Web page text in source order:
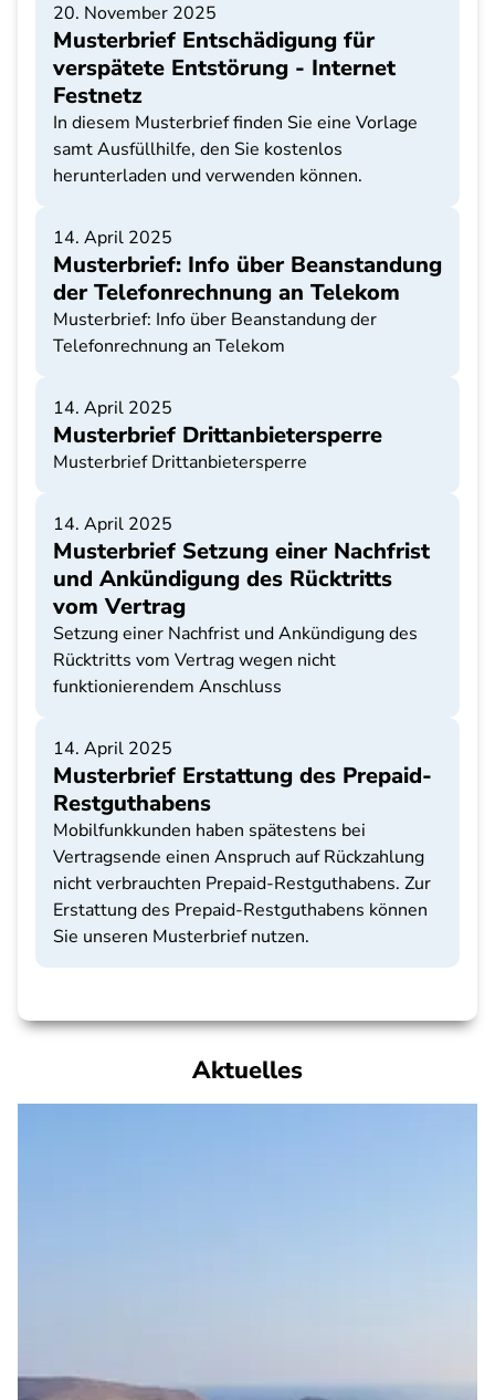
20. November 2025
Musterbrief Entschädigung für
verspätete Entstörung - Internet
Festnetz
In diesem Musterbrief finden Sie eine Vorlage
samt Ausfüllhilfe, den Sie kostenlos
herunterladen und verwenden können.
14. April 2025
Musterbrief: Info über Beanstandung
der Telefonrechnung an Telekom
Musterbrief: Info über Beanstandung der
Telefonrechnung an Telekom
14. April 2025
Musterbrief Drittanbietersperre
Musterbrief Drittanbietersperre
14. April 2025
Musterbrief Setzung einer Nachfrist
und Ankündigung des Rücktritts
vom Vertrag
Setzung einer Nachfrist und Ankündigung des
Rücktritts vom Vertrag wegen nicht
funktionierendem Anschluss
14. April 2025
Musterbrief Erstattung des Prepaid-
Restguthabens
Mobilfunkkunden haben spätestens bei
Vertragsende einen Anspruch auf Rückzahlung
nicht verbrauchten Prepaid-Restguthabens. Zur
Erstattung des Prepaid-Restguthabens können
Sie unseren Musterbrief nutzen.
Aktuelles